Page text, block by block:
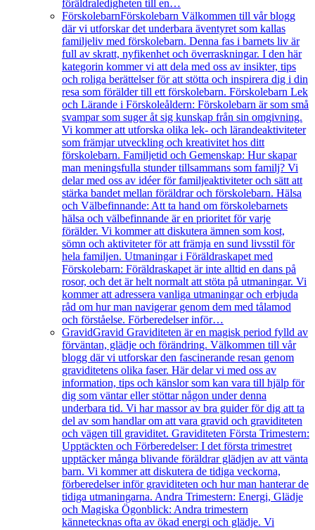
föräldraledigheten till en…
FörskolebarnFörskolebarn Välkommen till vår blogg
där vi utforskar det underbara äventyret som kallas
familjeliv med förskolebarn. Denna fas i barnets liv är
full av skratt, nyfikenhet och överraskningar. I den här
kategorin kommer vi att dela med oss av insikter, tips
och roliga berättelser för att stötta och inspirera dig i din
resa som förälder till ett förskolebarn. Förskolebarn Lek
och Lärande i Förskoleåldern: Förskolebarn är som små
svampar som suger åt sig kunskap från sin omgivning.
Vi kommer att utforska olika lek- och lärandeaktiviteter
som främjar utveckling och kreativitet hos ditt
förskolebarn. Familjetid och Gemenskap: Hur skapar
man meningsfulla stunder tillsammans som familj? Vi
delar med oss av idéer för familjeaktiviteter och sätt att
stärka bandet mellan föräldrar och förskolebarn. Hälsa
och Välbefinnande: Att ta hand om förskolebarnets
hälsa och välbefinnande är en prioritet för varje
förälder. Vi kommer att diskutera ämnen som kost,
sömn och aktiviteter för att främja en sund livsstil för
hela familjen. Utmaningar i Föräldraskapet med
Förskolebarn: Föräldraskapet är inte alltid en dans på
rosor, och det är helt normalt att stöta på utmaningar. Vi
kommer att adressera vanliga utmaningar och erbjuda
råd om hur man navigerar genom dem med tålamod
och förståelse. Förberedelser inför…
GravidGravid Graviditeten är en magisk period fylld av
förväntan, glädje och förändring. Välkommen till vår
blogg där vi utforskar den fascinerande resan genom
graviditetens olika faser. Här delar vi med oss av
information, tips och känslor som kan vara till hjälp för
dig som väntar eller stöttar någon under denna
underbara tid. Vi har massor av bra guider för dig att ta
del av som handlar om att vara gravid och graviditeten
och vägen till graviditet. Graviditeten Första Trimestern:
Upptäckten och Förberedelser: I det första trimestret
upptäcker många blivande föräldrar glädjen av att vänta
barn. Vi kommer att diskutera de tidiga veckorna,
förberedelser inför graviditeten och hur man hanterar de
tidiga utmaningarna. Andra Trimestern: Energi, Glädje
och Magiska Ögonblick: Andra trimestern
kännetecknas ofta av ökad energi och glädje. Vi